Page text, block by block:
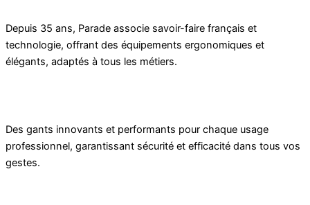
Depuis 35 ans, Parade associe savoir-faire français et
technologie, offrant des équipements ergonomiques et
élégants, adaptés à tous les métiers.
Des gants innovants et performants pour chaque usage
professionnel, garantissant sécurité et efficacité dans tous vos
gestes.